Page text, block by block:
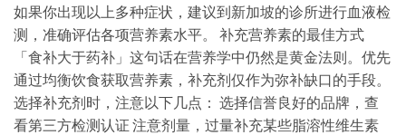
如果你出现以上多种症状，建议到新加坡的诊所进行血液检
测，准确评估各项营养素水平。 补充营养素的最佳方式
「食补大于药补」这句话在营养学中仍然是黄金法则。优先
通过均衡饮食获取营养素，补充剂仅作为弥补缺口的手段。
选择补充剂时，注意以下几点： 选择信誉良好的品牌，查
看第三方检测认证 注意剂量，过量补充某些脂溶性维生素